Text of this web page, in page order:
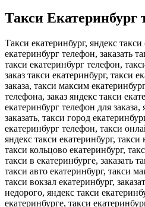
Такси Екатеринбург
Такси екатеринбург, яндекс такси
екатеринбург телефон, заказать
такси екатеринбург телефон,
заказ такси екатеринбург, такси
заказа, такси максим
телефона, заказ яндекс такси
екатеринбург телефон для
заказать, такси город
екатеринбург телефон, такси
яндекс такси екатеринбург, такси
такси кольцово екатеринбург,
такси в екатеринбурге, заказать
такси авто екатеринбург, такси
такси вокзал екатеринбург,
недорого, яндекс такси
екатеринбурге, такси